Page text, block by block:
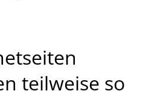
teilweise so